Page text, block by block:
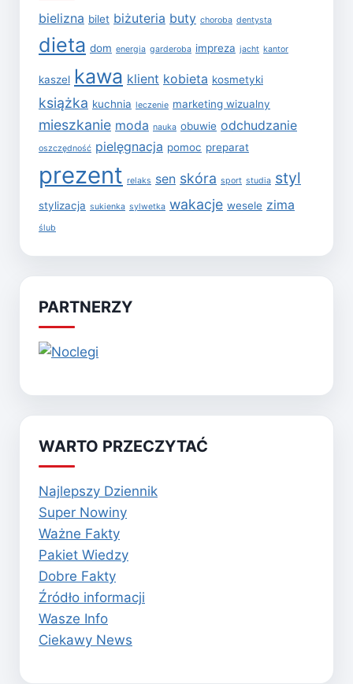
bielizna bilet biżuteria buty choroba dentysta
dieta dom energia garderoba impreza jacht kantor
kaszel kawa klient kobieta kosmetyki
książka kuchnia leczenie marketing wizualny
mieszkanie moda nauka obuwie odchudzanie
oszczędność pielęgnacja pomoc preparat
prezent relaks sen skóra sport studia styl
stylizacja sukienka sylwetka wakacje wesele zima
ślub
PARTNERZY
WARTO PRZECZYTAĆ
Najlepszy Dziennik
Super Nowiny
Ważne Fakty
Pakiet Wiedzy
Dobre Fakty
Źródło informacji
Wasze Info
Ciekawy News